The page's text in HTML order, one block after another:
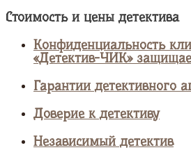
Стоимость и цены детектива
Конфиденциальность
«Детектив-ЧИК»
Гарантии детективного
Доверие к детективу
Независимый детектив